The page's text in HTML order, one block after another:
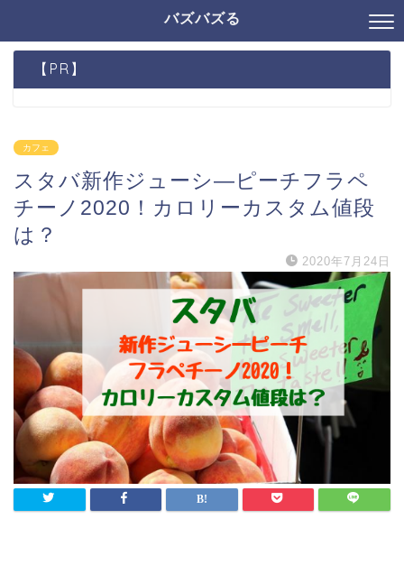
バズバズる
【PR】
カフェ
スタバ新作ジューシ―ピーチフラペ
チーノ2020！カロリーカスタム値段
は？
2020年7月24日